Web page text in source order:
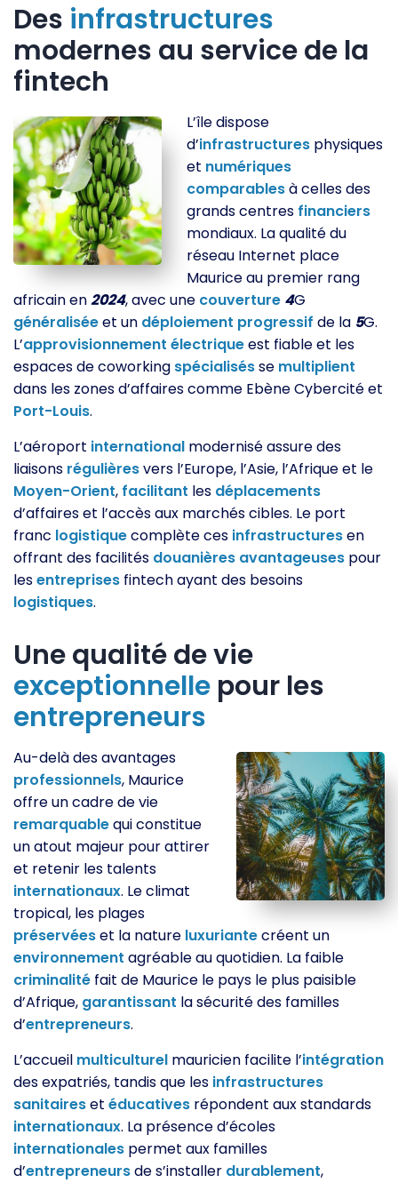
Des infrastructures
modernes au service de la
fintech
L’île dispose
d’infrastructures physiques
et numériques
comparablesà celles des
grands centres financiers
mondiaux. La qualité du
réseau Internet place
Maurice au premier rang
africain en2024, avec une couverture 4G
généraliséeet un déploiement progressif de la 5G.
L’approvisionnement électriqueest fiable et les
espaces de coworking spécialisésse multiplient
dans les zones d’affaires comme Ebène Cybercité et
Port-Louis.
L’aéroport international modernisé assure des
liaisons régulièresvers l’Europe, l’Asie, l’Afrique et le
Moyen-Orient, facilitant les déplacements
d’affaires et l’accès aux marchés cibles. Le port
franc logistiquecomplète ces infrastructuresen
offrant des facilités douanières avantageuses pour
lesentreprises fintech ayant des besoins
logistiques.
Une qualité de vie
exceptionnelle pour les
entrepreneurs
Au-delà des avantages
professionnels, Maurice
offre un cadre de vie
remarquablequi constitue
un atout majeur pour attirer
et retenir les talents
internationaux. Le climat
tropical, les plages
préservéeset la nature luxuriantecréent un
environnement agréable au quotidien. La faible
criminalité fait de Maurice le pays le plus paisible
d’Afrique, garantissant la sécurité des familles
d’entrepreneurs.
L’accueil multiculturel mauricien facilite l’intégration
des expatriés, tandis que les infrastructures
sanitaireset éducatives répondent aux standards
internationaux. La présence d’écoles
internationales permet aux familles
d’entrepreneursde s’installer durablement,